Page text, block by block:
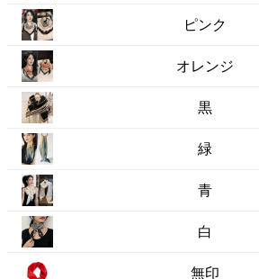
ピンク
オレンジ
黒
緑
青
白
無印